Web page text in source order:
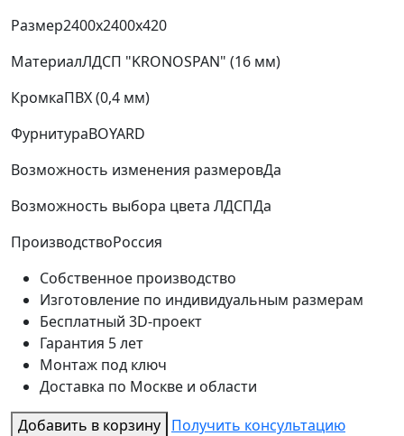
Размер2400х2400х420
МатериалЛДСП "KRONOSPAN" (16 мм)
КромкаПВХ (0,4 мм)
ФурнитураBOYARD
Возможность изменения размеровДа
Возможность выбора цвета ЛДСПДа
ПроизводствоРоссия
Собственное производство
Изготовление по индивидуальным размерам
Бесплатный 3D-проект
Гарантия 5 лет
Монтаж под ключ
Доставка по Москве и области
Добавить в корзину Получить консультацию